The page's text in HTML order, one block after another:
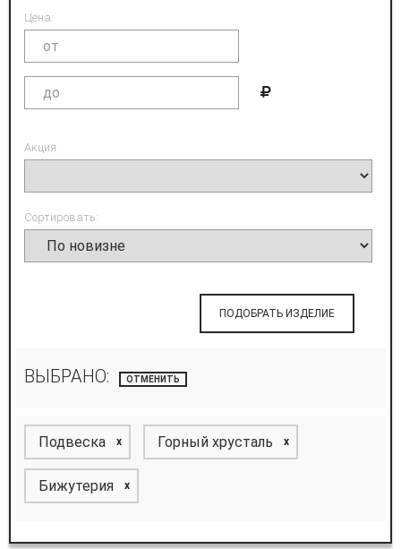
Цена:
Акция:
Сортировать:
ПОДОБРАТЬ ИЗДЕЛИЕ
ВЫБРАНО: ОТМЕНИТЬ
Подвеска x Горный хрусталь x
Бижутерия x